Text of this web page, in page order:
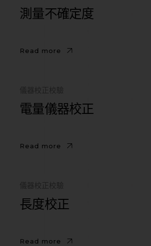
測量不確定度
Read more
儀器校正校驗
電量儀器校正
Read more
儀器校正校驗
長度校正
Read more